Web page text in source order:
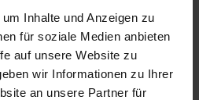
Inhalte und Anzeigen zu
für soziale Medien anbieten
auf unsere Website zu
wir Informationen zu Ihrer
an unsere Partner für
/ 7008822